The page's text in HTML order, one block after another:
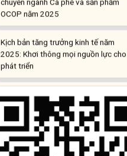
phát triển
trưởng kinh tế - xã hội năm 2025 đạt
8% trở lên
Cuộc thi trực tuyến tìm hiểu “50 năm
Chiến thắng Buôn Ma Thuột, giải
phóng tỉnh Đắk Lắk (10/3/1975 -